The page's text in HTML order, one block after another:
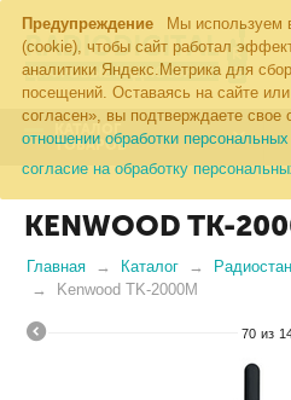
Предупреждение
Мы используем
(cookie), чтобы сайт работал
аналитики Яндекс.Метрика для
посещений. Оставаясь на сайте
согласен», вы подтверждаете свое
отношении обработки
согласие на обработку
КАТАЛОГ
ТОВАРОВ
KENWOOD TK-
Главная Каталог
Kenwood TK-2000M
70 из